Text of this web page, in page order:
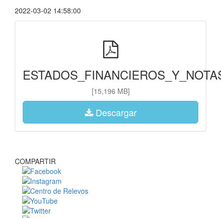
2022-03-02 14:58:00
[15,196 MB]
Descargar
COMPARTIR